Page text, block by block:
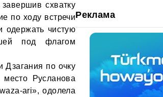
схватку
по ходу встречи
одержать чистую
под флагом
Дзагания по очку
Русланова
ari», одолела
Реклама